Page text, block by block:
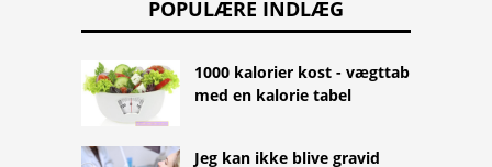
POPULÆRE INDLÆG
1000 kalorier kost - vægttab
med en kalorie tabel
Jeg kan ikke blive gravid